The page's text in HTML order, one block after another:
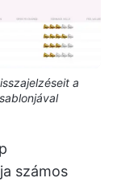
a
számos